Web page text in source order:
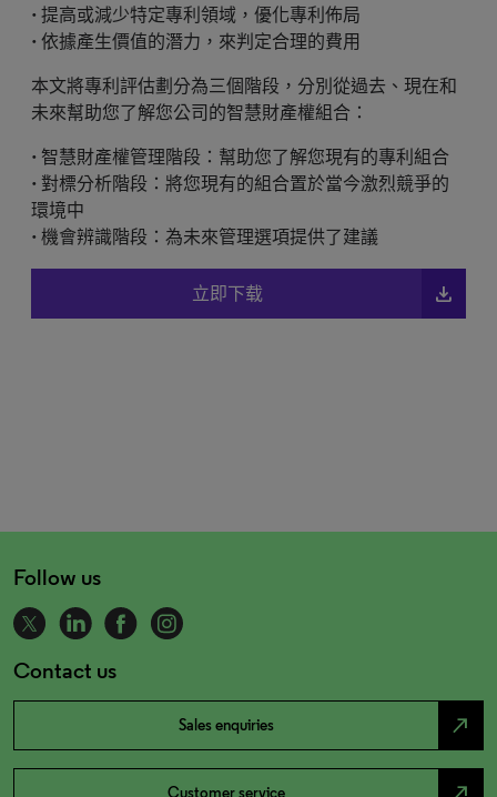
• 提高或減少特定專利領域，優化專利佈局
• 依據產生價值的潛力，來判定合理的費用
本文將專利評估劃分為三個階段，分別從過去、現在和
未來幫助您了解您公司的智慧財產權組合：
• 智慧財產權管理階段：幫助您了解您現有的專利組合
• 對標分析階段：將您現有的組合置於當今激烈競爭的
環境中
• 機會辨識階段：為未來管理選項提供了建議
立即下载 file_download
Follow us
Contact us
Sales enquiries north_east
Customer service